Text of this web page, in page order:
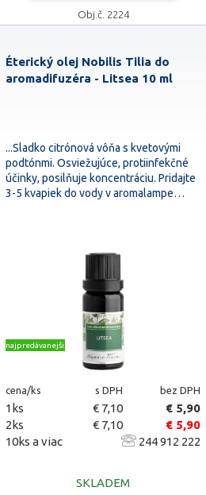
Obj.č. 2224
Éterický olej Nobilis Tilia do
aromadifuzéra - Litsea 10 ml
...Sladko citrónová vôňa s kvetovými
podtónmi. Osviežujúce, protiinfekčné
účinky, posilňuje koncentráciu. Pridajte
3-5 kvapiek do vody v aromalampe…
najpredávanejšie
cena/ks s DPH bez DPH
1ks € 7,10
€ 5,90
2ks
€ 7,10
€ 5,90
10ks a viac
244 912 222
SKLADEM